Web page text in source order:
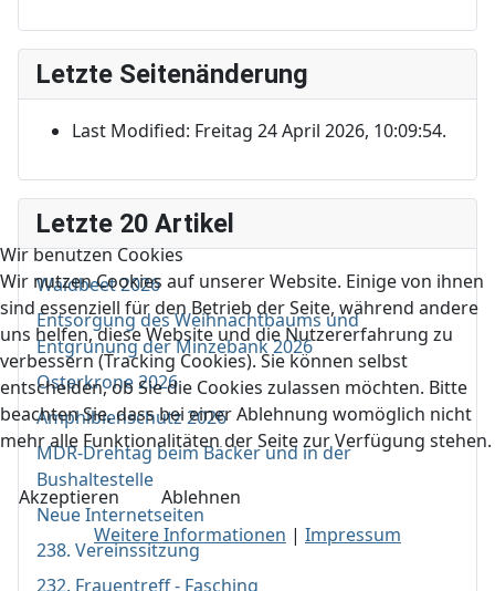
Letzte Seitenänderung
Last Modified: Freitag 24 April 2026, 10:09:54.
Letzte 20 Artikel
Waidbeet 2026
Entsorgung des Weihnachtbaums und
Entgrünung der Minzebank 2026
Osterkrone 2026
Amphibienschutz 2026
MDR-Drehtag beim Bäcker und in der
Bushaltestelle
Neue Internetseiten
238. Vereinssitzung
232. Frauentreff - Fasching
Wir benutzen Cookies
Wir nutzen Cookies auf unserer Website. Einige von ihnen
sind essenziell für den Betrieb der Seite, während andere
uns helfen, diese Website und die Nutzererfahrung zu
verbessern (Tracking Cookies). Sie können selbst
entscheiden, ob Sie die Cookies zulassen möchten. Bitte
beachten Sie, dass bei einer Ablehnung womöglich nicht
mehr alle Funktionalitäten der Seite zur Verfügung stehen.
Akzeptieren
Ablehnen
Weitere Informationen | Impressum